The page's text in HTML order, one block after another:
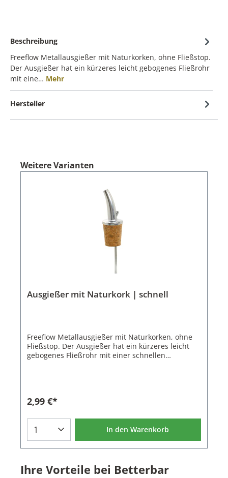
Beschreibung
Freeflow Metallausgießer mit Naturkorken, ohne Fließstop.
Der Ausgießer hat ein kürzeres leicht gebogenes Fließrohr
mit eine… Mehr
Hersteller
Weitere Varianten
Ausgießer mit Naturkork | schnell
Freeflow Metallausgießer mit Naturkorken, ohne
Fließstop. Der Ausgießer hat ein kürzeres leicht
gebogenes Fließrohr mit einer schnellen
auch mit einer Verschlusskappe
Metall, NaturkorkenFarbe: Silber
2,99 €*
In den Warenkorb
Ihre Vorteile bei Betterbar